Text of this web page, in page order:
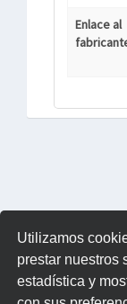
Utilizamos
prestar nuestros
estadística y
Enlace al